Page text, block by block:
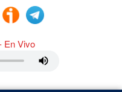
En Vivo